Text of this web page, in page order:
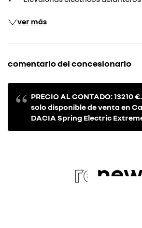
ver más
comentario del concesionario
PRECIO AL CONTADO: 13210
solo disponible de venta en
DACIA Spring Electric
re new